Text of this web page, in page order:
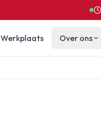
Werkplaats Over ons